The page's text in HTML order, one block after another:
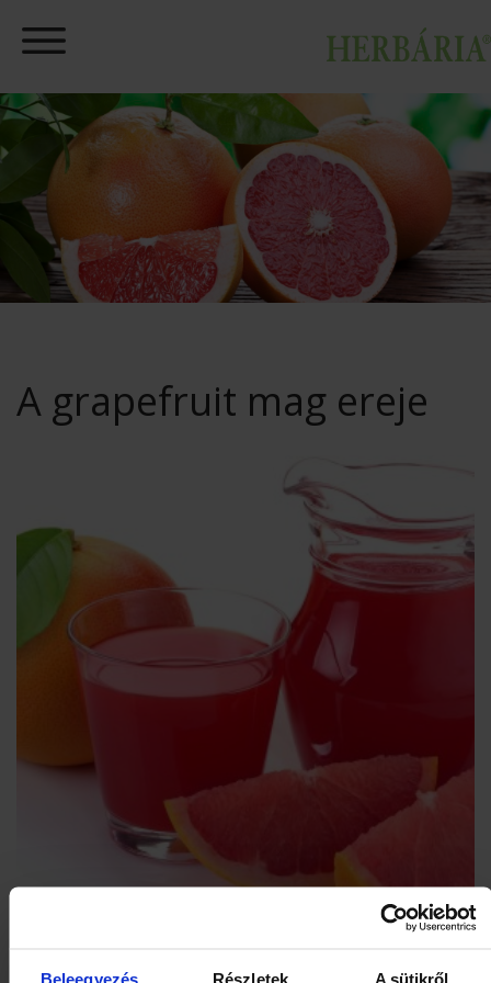
Beleegyezés Részletek A sütikről
A grapefruit mag ereje
a 18. század közepén fedezték fel Barbados-szigetén. Először a